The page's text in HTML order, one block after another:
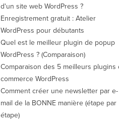
d'un site web WordPress ?
Enregistrement gratuit : Atelier
WordPress pour débutants
Quel est le meilleur plugin de popup
WordPress ? (Comparaison)
Comparaison des 5 meilleurs plugins
commerce WordPress
Comment créer une newsletter par e-
mail de la BONNE manière (étape par
étape)